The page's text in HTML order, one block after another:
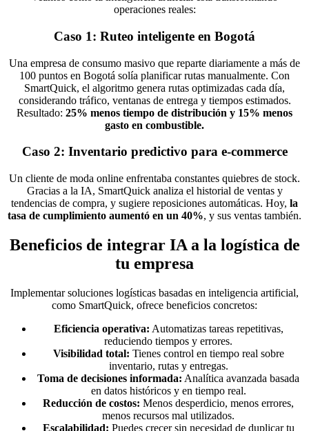
operaciones reales:
Caso 1: Ruteo inteligente en Bogotá
Una empresa de consumo masivo que reparte diariamente a más de
100 puntos en Bogotá solía planificar rutas manualmente. Con
SmartQuick, el algoritmo genera rutas optimizadas cada día,
considerando tráfico, ventanas de entrega y tiempos estimados.
Resultado: 25% menos tiempo de distribución y 15% menos
gasto en combustible.
Caso 2: Inventario predictivo para e-commerce
Un cliente de moda online enfrentaba constantes quiebres de stock.
Gracias a la IA, SmartQuick analiza el historial de ventas y
tendencias de compra, y sugiere reposiciones automáticas. Hoy, la
tasa de cumplimiento aumentó en un 40%, y sus ventas también.
Beneficios de integrar IA a la logística de
tu empresa
Implementar soluciones logísticas basadas en inteligencia artificial,
como SmartQuick, ofrece beneficios concretos:
Eficiencia operativa: Automatizas tareas repetitivas,
reduciendo tiempos y errores.
Visibilidad total: Tienes control en tiempo real sobre
inventario, rutas y entregas.
Toma de decisiones informada: Analítica avanzada basada
en datos históricos y en tiempo real.
Reducción de costos: Menos desperdicio, menos errores,
menos recursos mal utilizados.
Escalabilidad: Puedes crecer sin necesidad de duplicar tu